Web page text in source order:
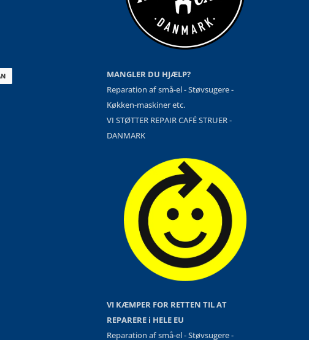
MANGLER DU HJÆLP?
Reparation af små-el - Støvsugere -
Køkken-maskiner etc.
VI STØTTER REPAIR CAFÉ STRUER -
DANMARK
VI KÆMPER FOR RETTEN TIL AT
REPARERE i HELE EU
Reparation af små-el - Støvsugere -